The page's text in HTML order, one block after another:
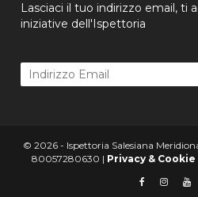
Lasciaci il tuo indirizzo email, ti
iniziative dell'Ispettoria
© 2026 - Ispettoria Salesiana
80057280630 | Privacy &